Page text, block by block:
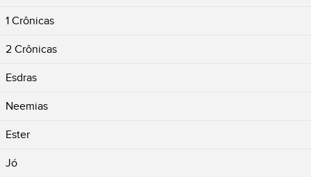
1 Crônicas
2 Crônicas
Esdras
Neemias
Ester
Jó